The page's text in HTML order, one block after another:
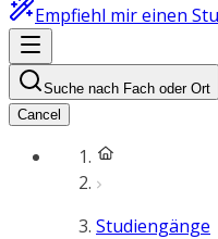
Empfiehl mir einen
Suche nach Fach oder Ort
Cancel
Studiengänge